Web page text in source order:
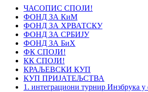
ЧАСОПИС СПОЈИ!
ФОНД ЗА КиМ
ФОНД ЗА ХРВАТСКУ
ФОНД ЗА СРБИЈУ
ФОНД ЗА БиХ
ФК СПОЈИ!
КК СПОЈИ!
КРАЉЕВСКИ КУП
КУП ПРИЈАТЕЉСТВА
1. интеграциони турнир Инзбрука у